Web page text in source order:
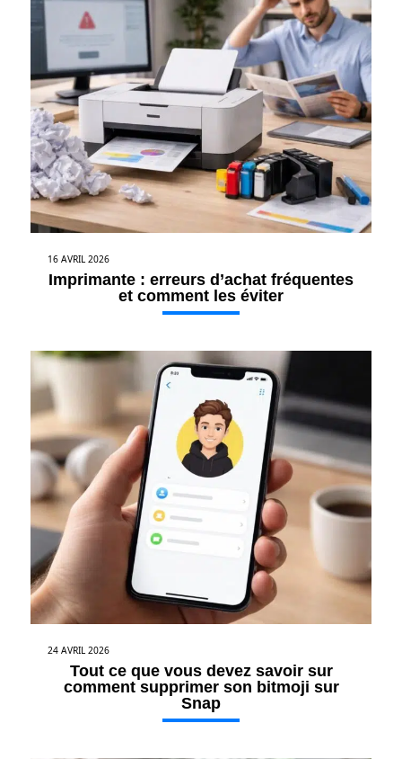
16 AVRIL 2026
Imprimante : erreurs d’achat fréquentes
et comment les éviter
24 AVRIL 2026
Tout ce que vous devez savoir sur
comment supprimer son bitmoji sur
Snap